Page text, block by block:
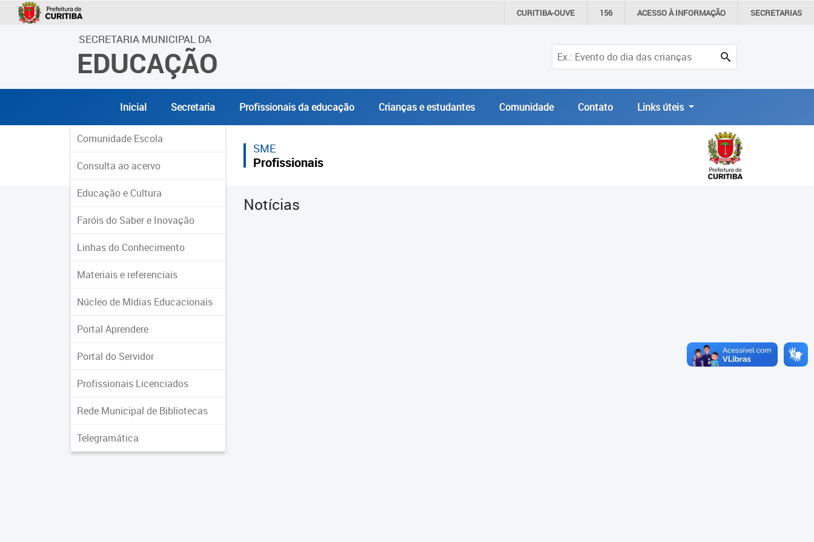
CURITIBA-OUVE 156 ACESSO ÀINFORMAÇÃO SECRETARIAS
SECRETARIA MUNICIPAL DA
EDUCAÇÃO
Inicial Secretaria Profissionais da educação Crianças e estudantes Comunidade Contato Links úteis
Comunidade Escola
Consulta ao acervo
Educação e Cultura
Faróis do Saber e Inovação
Linhas do Conhecimento
Materiais e referenciais
Núcleo de Mídias Educacionais
Portal Aprendere
Portal do Servidor
Profissionais Licenciados
Rede Municipal de Bibliotecas
Telegramática
SME
Profissionais
Notícias